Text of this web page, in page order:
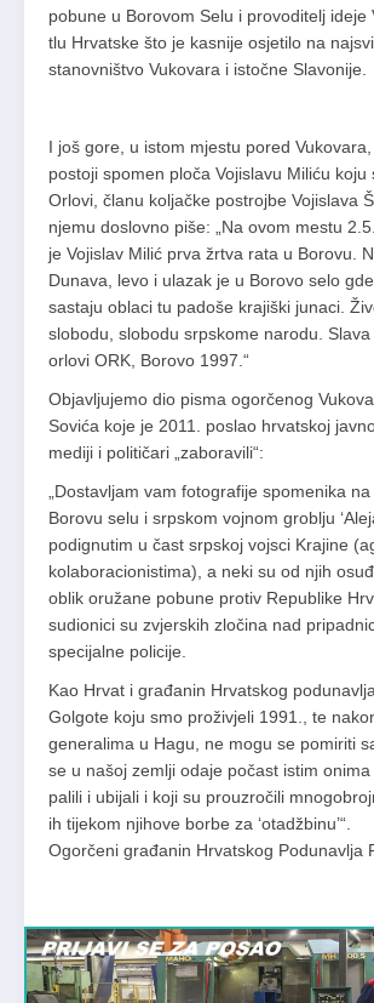
pobune u Borovom Selu i provoditelj ideje
tlu Hrvatske što je kasnije osjetilo na
stanovništvo Vukovara i istočne Slavonije.
I još gore, u istom mjestu pored Vukovara,
postoji spomen ploča Vojislavu Miliću koju
Orlovi, članu koljačke postrojbe Vojislava
njemu doslovno piše: „Na ovom mestu
je Vojislav Milić prva žrtva rata u Borovu.
Dunava, levo i ulazak je u Borovo selo
sastaju oblaci tu padoše krajiški junaci.
slobodu, slobodu srpskome narodu.
orlovi ORK, Borovo 1997.“
Objavljujemo dio pisma ogorčenog
Sovića koje je 2011. poslao hrvatskoj
mediji i političari „zaboravili“:
„Dostavljam vam fotografije spomenika
Borovu selu i srpskom vojnom groblju
podignutim u čast srpskoj vojsci Krajine
kolaboracionistima), a neki su od njih
oblik oružane pobune protiv Republike
sudionici su zvjerskih zločina nad
specijalne policije.
Kao Hrvat i građanin Hrvatskog
Golgote koju smo proživjeli 1991., te
generalima u Hagu, ne mogu se pomiriti
se u našoj zemlji odaje počast istim onima
palili i ubijali i koji su prouzročili
ih tijekom njihove borbe za ‘otadžbinu’“.
Ogorčeni građanin Hrvatskog Podunavlja